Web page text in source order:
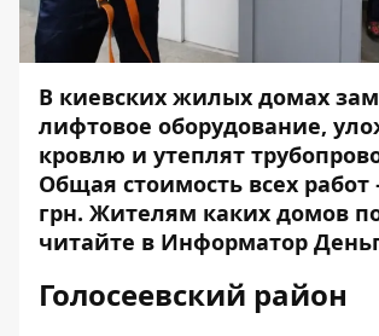
В киевских жилых домах
лифтовое оборудование,
кровлю и утеплят
Общая стоимость всех работ
грн. Жителям каких домов
читайте в Информатор
Голосеевский район